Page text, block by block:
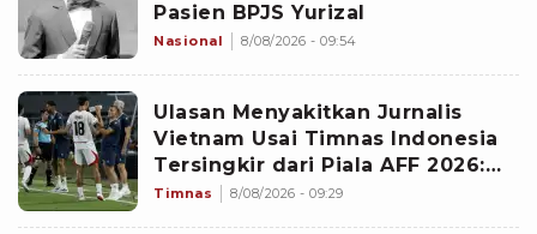
Pasien BPJS Yurizal
Nasional 8/08/2026 - 09:54
Ulasan Menyakitkan Jurnalis
Vietnam Usai Timnas Indonesia
Tersingkir dari Piala AFF 2026:
Memalukan!
Timnas 8/08/2026 - 09:29